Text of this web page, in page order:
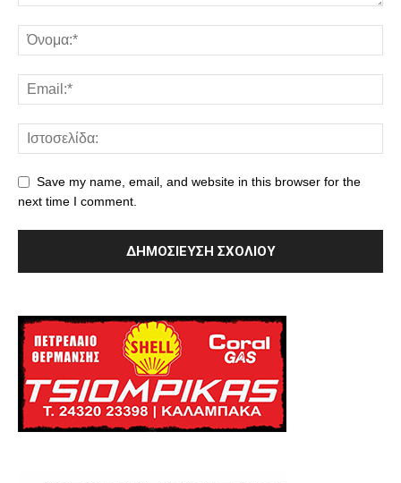
Save my name, email, and website in this browser for the
next time I comment.